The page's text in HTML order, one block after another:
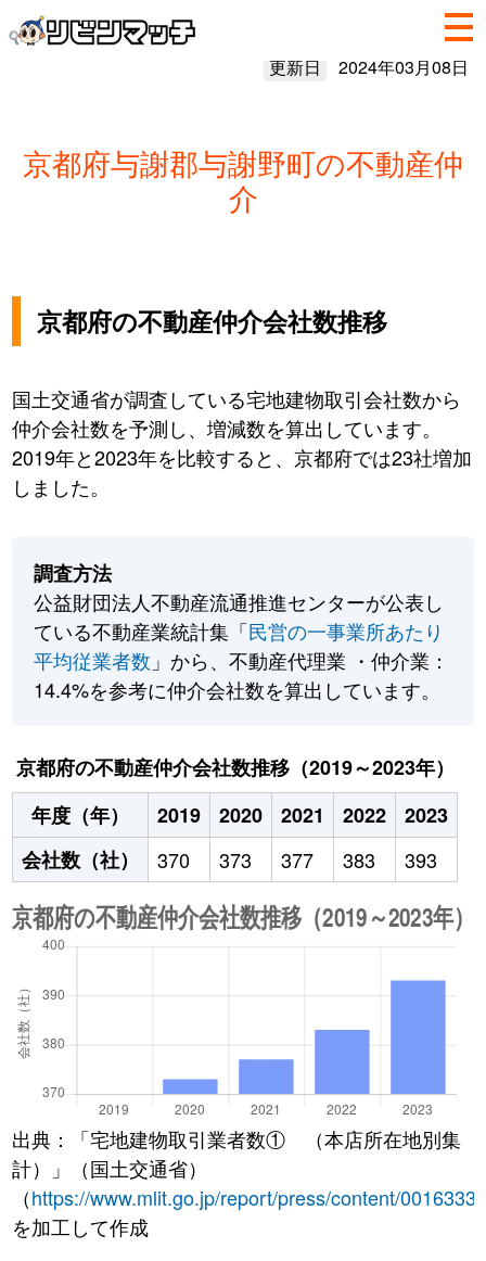
更新日 2024年03月08日
京都府与謝郡与謝野町の不動産仲
介
京都府の不動産仲介会社数推移
国土交通省が調査している宅地建物取引会社数から
仲介会社数を予測し、増減数を算出しています。
2019年と2023年を比較すると、京都府では23社増加
しました。
調査方法
公益財団法人不動産流通推進センターが公表し
ている不動産業統計集「民営の一事業所あたり
平均従業者数 」から、不動産代理業 ・仲介業：
14.4%を参考に仲介会社数を算出しています。
京都府の不動産仲介会社数推移（2019～2023年）
年度（年）
2019 2020 2021 2022
2023
会社数（社）
370 373 377 383 393
出典：「宅地建物取引業者数① （本店所在地別集
計）」（国土交通省）
（https://www.mlit.go.jp/report/press/content/
を加工して作成